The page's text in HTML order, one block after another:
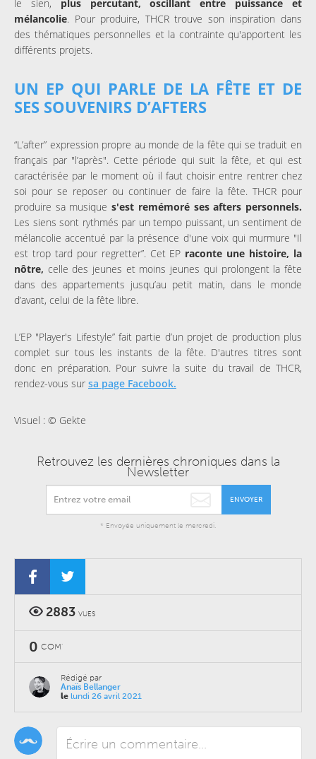
le sien, plus percutant, oscillant entre puissance et
mélancolie. Pour produire, THCR trouve son inspiration dans
des thématiques personnelles et la contrainte qu'apportent les
différents projets.
UN EP QUI PARLE DE LA FÊTE ET DE
SES SOUVENIRS D’AFTERS
“L’after” expression propre au monde de la fête qui se traduit en
français par "l’après". Cette période qui suit la fête, et qui est
caractérisée par le moment où il faut choisir entre rentrer chez
soi pour se reposer ou continuer de faire la fête. THCR pour
produire sa musiques'est remémoré ses afters personnels.
Les siens sont rythmés par un tempo puissant, un sentiment de
mélancolie accentué par la présence d'une voix qui murmure "Il
est trop tard pour regretter”. Cet EP raconte une histoire, la
nôtre, celle des jeunes et moins jeunes qui prolongent la fête
dans des appartements jusqu’au petit matin, dans le monde
d’avant, celui de la fête libre.
L’EP "Player's Lifestyle” fait partie d’un projet de production plus
complet sur tous les instants de la fête. D'autres titres sont
donc en préparation. Pour suivre la suite du travail de THCR,
rendez-vous sur sa page Facebook.
Visuel : © Gekte
Retrouvez les dernières chroniques dans la
Newsletter
ENVOYER
* Envoyée uniquement le mercredi.
2883 VUES
0 COM'
Rédigé par
Anaïs Bellanger
le lundi 26 avril 2021